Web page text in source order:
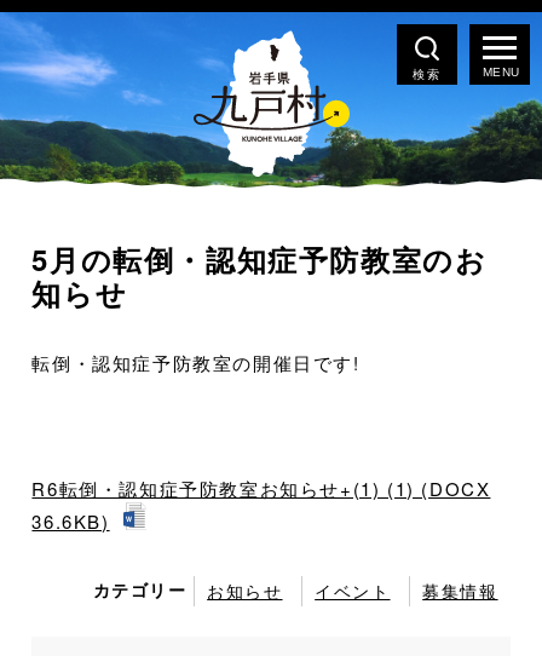
検索
5月の転倒・認知症予防教室のお
知らせ
転倒・認知症予防教室の開催日です!
R6転倒・認知症予防教室お知らせ+(1) (1) (DOCX
36.6KB)
カテゴリー お知らせ イベント 募集情報